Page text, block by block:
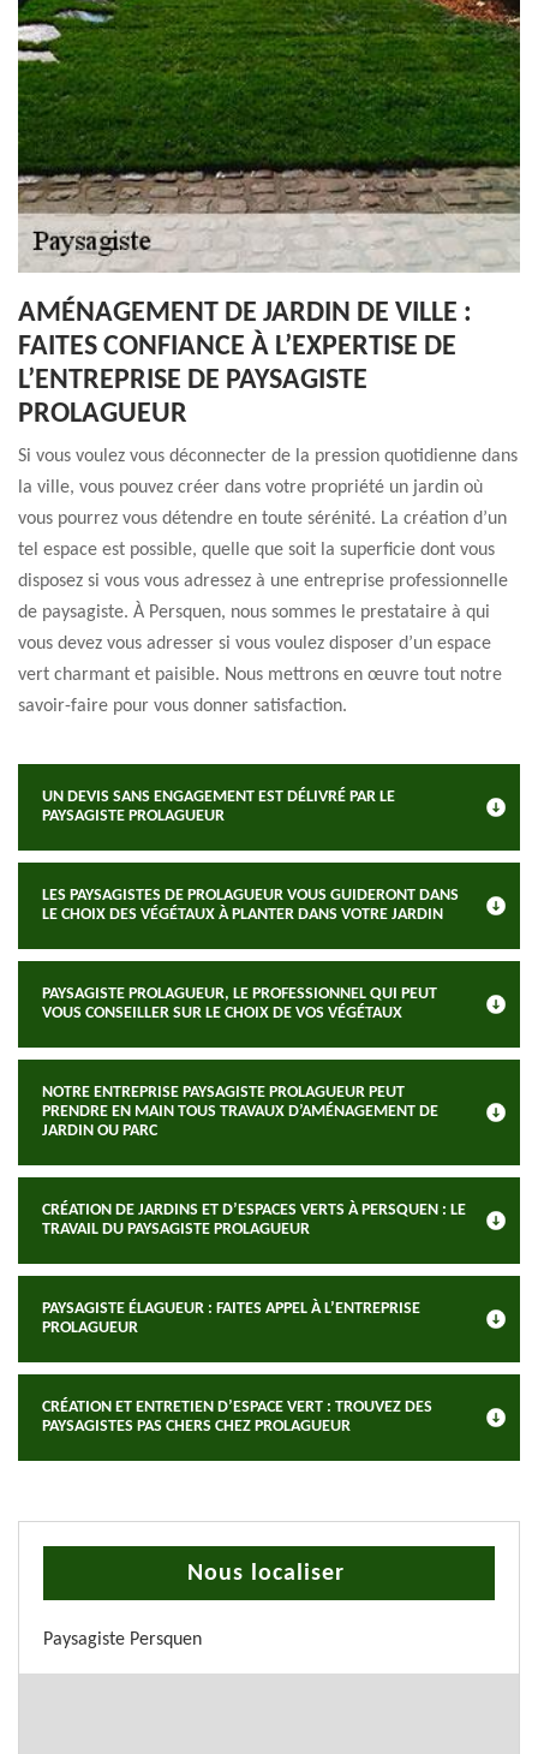
AMÉNAGEMENT DE JARDIN DE VILLE :
FAITES CONFIANCE À L’EXPERTISE DE
L’ENTREPRISE DE PAYSAGISTE
PROLAGUEUR
Si vous voulez vous déconnecter de la pression quotidienne dans
la ville, vous pouvez créer dans votre propriété un jardin où
vous pourrez vous détendre en toute sérénité. La création d’un
tel espace est possible, quelle que soit la superficie dont vous
disposez si vous vous adressez à une entreprise professionnelle
de paysagiste. À Persquen, nous sommes le prestataire à qui
vous devez vous adresser si vous voulez disposer d’un espace
vert charmant et paisible. Nous mettrons en œuvre tout notre
savoir-faire pour vous donner satisfaction.
UN DEVIS SANS ENGAGEMENT EST DÉLIVRÉ PAR LE
PAYSAGISTE PROLAGUEUR
LES PAYSAGISTES DE PROLAGUEUR VOUS GUIDERONT DANS
LE CHOIX DES VÉGÉTAUX À PLANTER DANS VOTRE JARDIN
PAYSAGISTE PROLAGUEUR, LE PROFESSIONNEL QUI PEUT
VOUS CONSEILLER SUR LE CHOIX DE VOS VÉGÉTAUX
NOTRE ENTREPRISE PAYSAGISTE PROLAGUEUR PEUT
PRENDRE EN MAIN TOUS TRAVAUX D’AMÉNAGEMENT DE
JARDIN OU PARC
CRÉATION DE JARDINS ET D’ESPACES VERTS À PERSQUEN : LE
TRAVAIL DU PAYSAGISTE PROLAGUEUR
PAYSAGISTE ÉLAGUEUR : FAITES APPEL À L’ENTREPRISE
PROLAGUEUR
CRÉATION ET ENTRETIEN D’ESPACE VERT : TROUVEZ DES
PAYSAGISTES PAS CHERS CHEZ PROLAGUEUR
Nous localiser
Paysagiste Persquen